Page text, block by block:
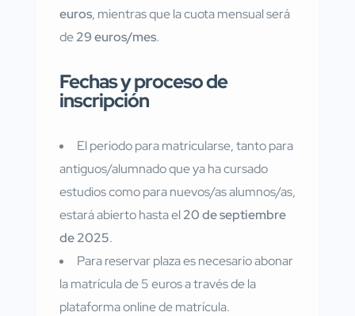
euros, mientras que la cuota mensual será
de29 euros/mes.
Fechas y proceso de
inscripción
El periodo para matricularse, tanto para
antiguos/alumnado que ya ha cursado
estudios como para nuevos/as alumnos/as,
estará abierto hasta el20 de septiembre
de 2025.
Para reservar plaza es necesario abonar
la matrícula de 5 euros a través de la
plataforma online de matrícula.